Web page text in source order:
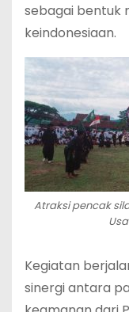
sebagai bentuk
keindonesiaan.
Atraksi pencak
Kegiatan
sinergi antara